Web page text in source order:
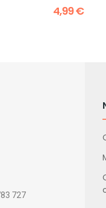
4,99 €
727